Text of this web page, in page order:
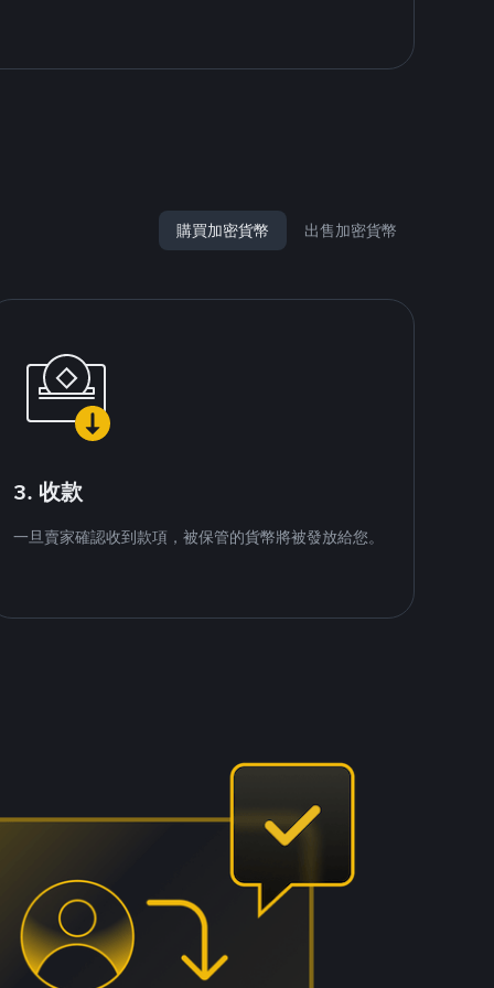
購買加密貨幣 出售加密貨幣
3. 收款
一旦賣家確認收到款項，被保管的貨幣將被發放給您。